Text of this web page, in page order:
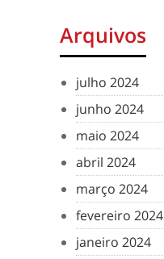
Arquivos
julho 2024
junho 2024
maio 2024
abril 2024
março 2024
fevereiro 2024
janeiro 2024